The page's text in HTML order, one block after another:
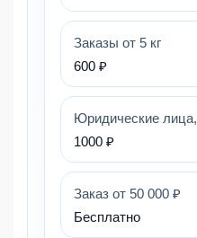
Заказы от 5 кг
600 ₽
Юридические
1000 ₽
Заказ от 50 000 ₽
Бесплатно